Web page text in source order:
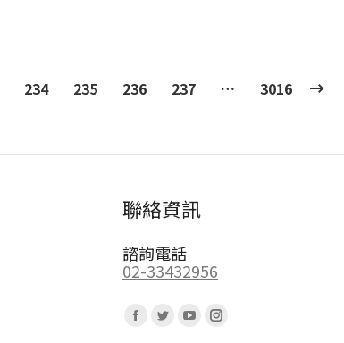
234 235 236 237 … 3016
聯絡資訊
諮詢電話
02-33432956
Facebook
TwitterYouTubeInstagram